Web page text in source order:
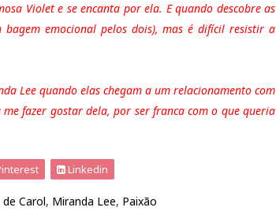
Violet e se encanta por ela. E quando descobre as
bagem emocional pelos dois), mas é difícil resistir a
Lee quando elas chegam a um relacionamento com
fazer gostar dela, por ser franca com o que queria
Linkedin
Carol, Miranda Lee, Paixão